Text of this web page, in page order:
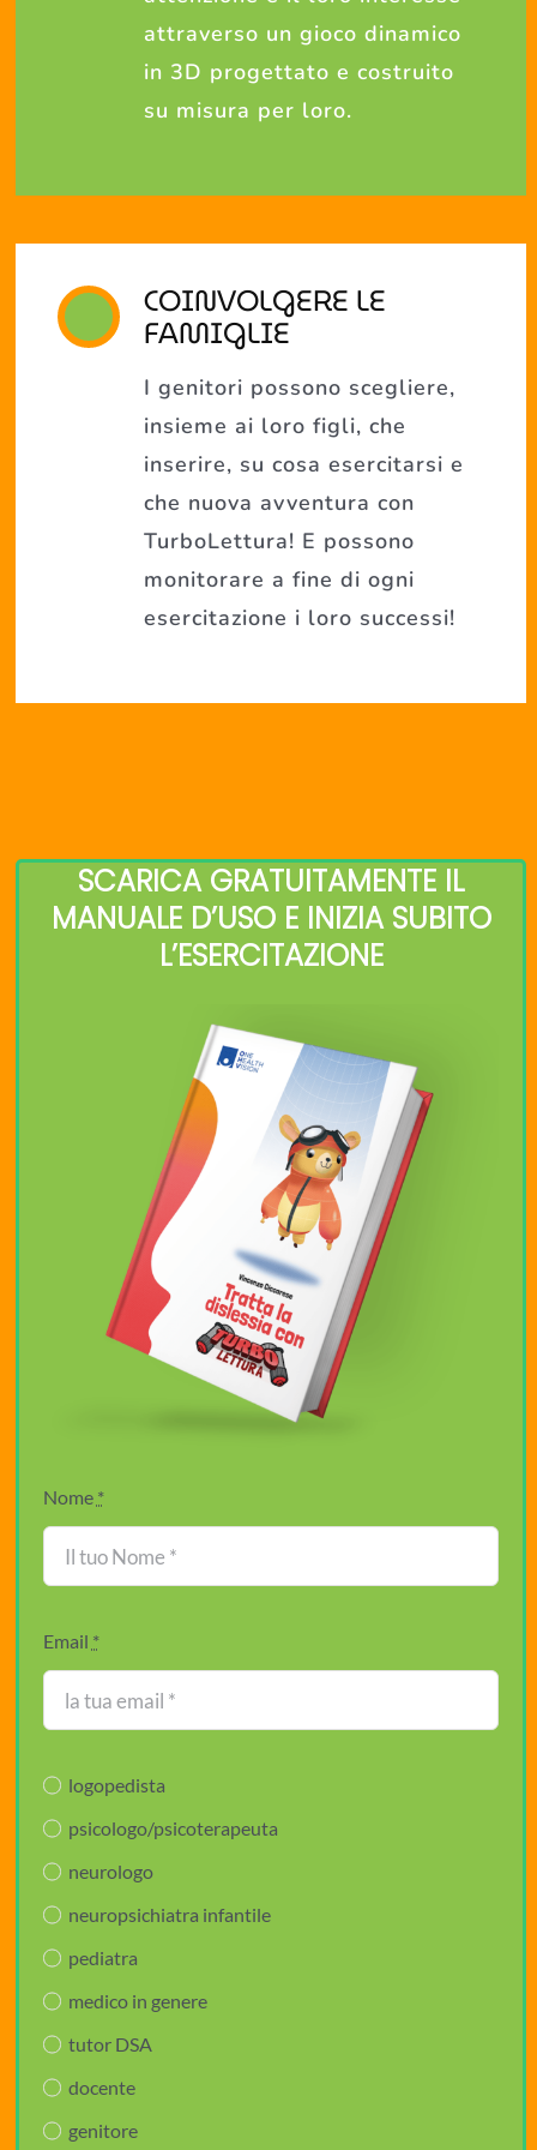
attraverso un gioco dinamico
in 3D progettato e costruito
su misura per loro.
COINVOLGERE LE
FAMIGLIE
I genitori possono scegliere,
insieme ai loro figli, che
inserire, su cosa esercitarsi e
che nuova avventura con
TurboLettura! E possono
monitorare a fine di ogni
esercitazione i loro successi!
SCARICA GRATUITAMENTE IL
MANUALE D’USO E INIZIA SUBITO
L’ESERCITAZIONE
Nome *
Email *
logopedista
psicologo/psicoterapeuta
neurologo
neuropsichiatra infantile
pediatra
medico in genere
tutor DSA
docente
genitore